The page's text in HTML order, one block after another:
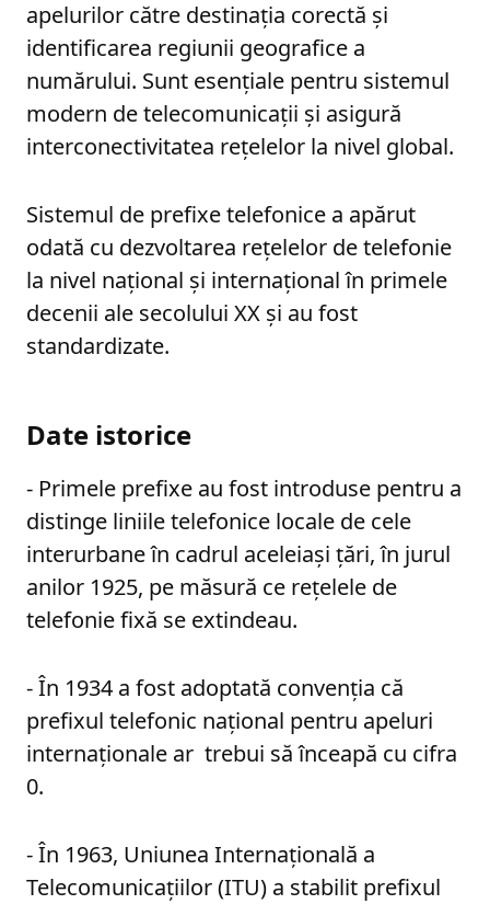
apelurilor către destinația corectă și
identificarea regiunii geografice a
numărului. Sunt esențiale pentru sistemul
modern de telecomunicații și asigură
interconectivitatea rețelelor la nivel global.
Sistemul de prefixe telefonice a apărut
odată cu dezvoltarea rețelelor de telefonie
la nivel național și internațional în primele
decenii ale secolului XX și au fost
standardizate.
Date istorice
- Primele prefixe au fost introduse pentru a
distinge liniile telefonice locale de cele
interurbane în cadrul aceleiași țări, în jurul
anilor 1925, pe măsură ce rețelele de
telefonie fixă se extindeau.
- În 1934 a fost adoptată convenția că
prefixul telefonic național pentru apeluri
internaționale ar trebui să înceapă cu cifra
0.
- În 1963, Uniunea Internațională a
Telecomunicațiilor (ITU) a stabilit prefixul